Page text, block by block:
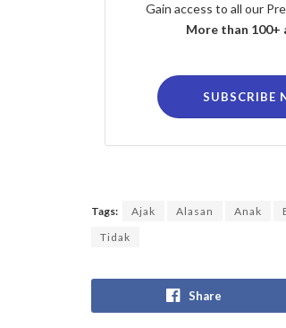
Gain access to all our
More than 100+
SUBSCRIBE
Tags: Ajak Alasan Anak
Tidak
Share